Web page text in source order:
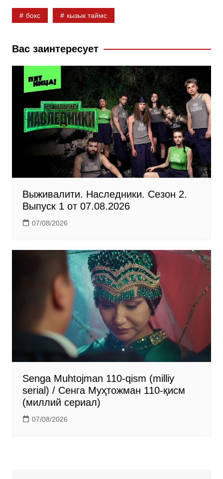
c
e
o
o
k
n
o
l
a
s
s
n
i
k
l
e
a
m
бокс кызык таймс
Вас заинтересует
Выживалити. Наследники. Сезон 2.
Выпуск 1 от 07.08.2026
07/08/2026
Senga Muhtojman 110-qism (milliy
serial) / Сенга Муҳтожман 110-қисм
(миллий сериал)
07/08/2026